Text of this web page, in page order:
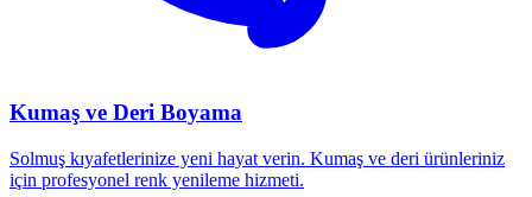
Kumaş ve Deri Boyama
Solmuş kıyafetlerinize yeni hayat verin. Kumaş ve deri ürünleriniz
için profesyonel renk yenileme hizmeti.